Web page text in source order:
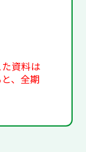
資料は
、全期